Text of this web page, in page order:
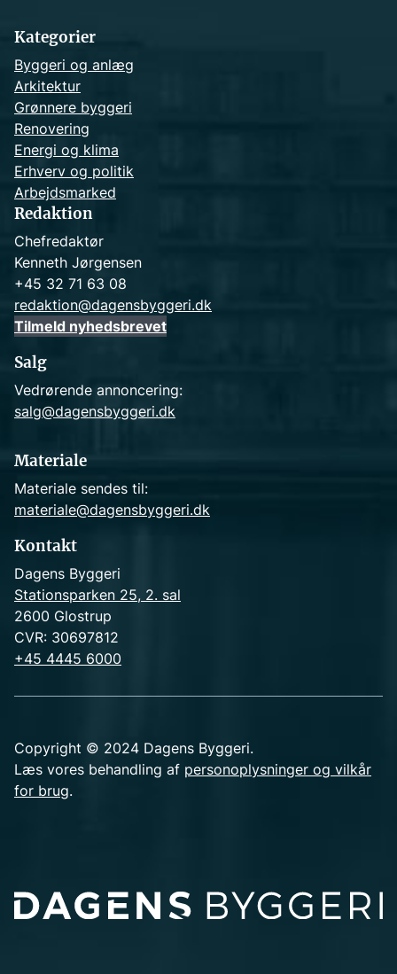
Kategorier
Byggeri og anlæg
Arkitektur
Grønnere byggeri
Renovering
Energi og klima
Erhverv og politik
Arbejdsmarked
Redaktion
Chefredaktør
Kenneth Jørgensen
+45 32 71 63 08
redaktion@dagensbyggeri.dk
Tilmeld nyhedsbrevet
Salg
Vedrørende annoncering:
salg@dagensbyggeri.dk
Materiale
Materiale sendes til:
materiale@dagensbyggeri.dk
Kontakt
Dagens Byggeri
Stationsparken 25, 2. sal
2600 Glostrup
CVR: 30697812
+45 4445 6000
Copyright © 2024 Dagens Byggeri.
Læs vores behandling af personoplysninger og vilkår
for brug.